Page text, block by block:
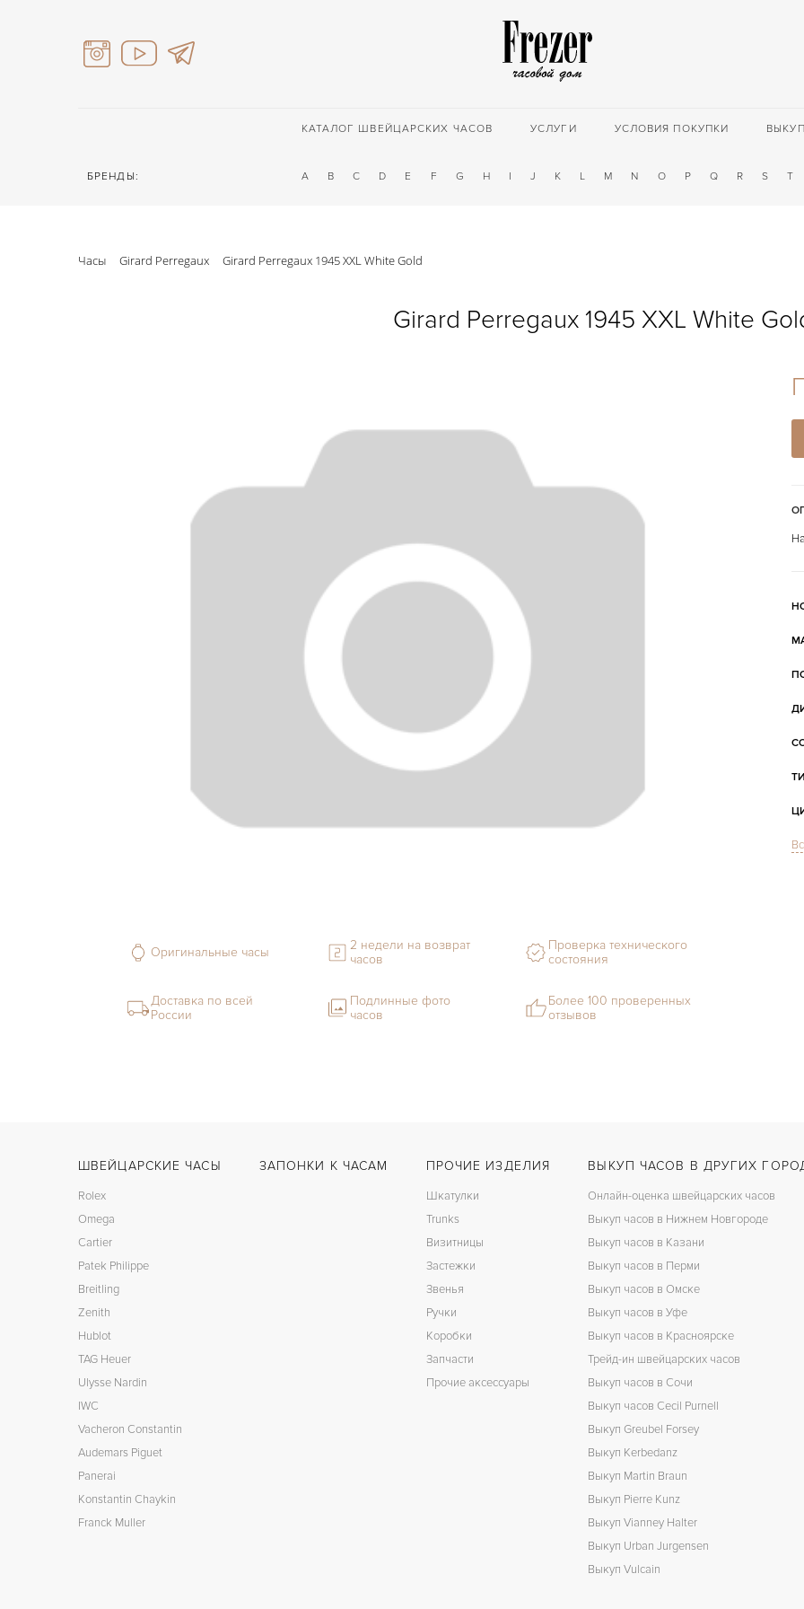
КАТАЛОГ ШВЕЙЦАРСКИХ ЧАСОВ УСЛУГИ УСЛОВИЯ ПОКУПКИ ВЫКУП
БРЕНДЫ: A B C D E F G H I J K L M N O P Q R S T
Часы Girard Perregaux Girard Perregaux 1945 XXL White Gold
Girard Perregaux 1945 XXL White
Оригинальные часы
2 недели на возврат
часов
Проверка технического
состояния
Доставка по всей
России
Подлинные фото
часов
Более 100 проверенных
отзывов
ШВЕЙЦАРСКИЕ ЧАСЫ
Rolex
Omega
Cartier
Patek Philippe
Breitling
Zenith
Hublot
TAG Heuer
Ulysse Nardin
IWC
Vacheron Constantin
Audemars Piguet
Panerai
Konstantin Chaykin
Franck Muller
ЗАПОНКИ К ЧАСАМ ПРОЧИЕ ИЗДЕЛИЯ
Шкатулки
Trunks
Визитницы
Застежки
Звенья
Ручки
Коробки
Запчасти
Прочие аксессуары
ВЫКУП ЧАСОВ В ДРУГИХ
Онлайн-оценка швейцарских часов
Выкуп часов в Нижнем Новгороде
Выкуп часов в Казани
Выкуп часов в Перми
Выкуп часов в Омске
Выкуп часов в Уфе
Выкуп часов в Красноярске
Трейд-ин швейцарских часов
Выкуп часов в Сочи
Выкуп часов Cecil Purnell
Выкуп Greubel Forsey
Выкуп Kerbedanz
Выкуп Martin Braun
Выкуп Pierre Kunz
Выкуп Vianney Halter
Выкуп Urban Jurgensen
Выкуп Vulcain